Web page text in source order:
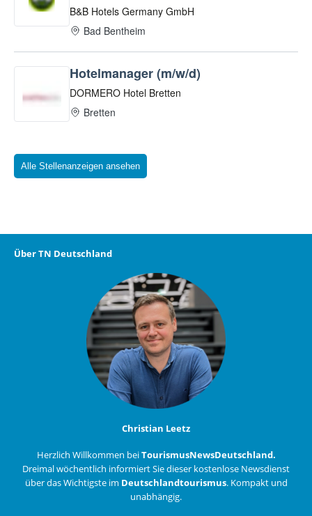
Alle Stellenanzeigen ansehen
Über TN Deutschland
Christian Leetz
Herzlich Willkommen beiTourismusNewsDeutschland.
Dreimal wöchentlich informiert Sie dieser kostenlose Newsdienst
über das Wichtigste im Deutschlandtourismus. Kompakt und
unabhängig.